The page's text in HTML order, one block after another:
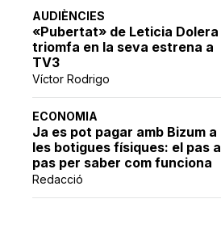
AUDIÈNCIES
«Pubertat» de Leticia Dolera
triomfa en la seva estrena a
TV3
Víctor Rodrigo
ECONOMIA
Ja es pot pagar amb Bizum a
les botigues físiques: el pas a
pas per saber com funciona
Redacció